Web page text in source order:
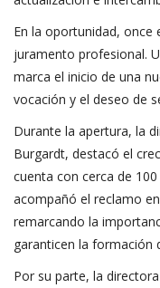
En la oportunidad, once
juramento profesional.
marca el inicio de una
vocación y el deseo de
Durante la apertura, la
Burgardt, destacó el
cuenta con cerca de
acompañó el reclamo
remarcando la
garanticen la formación
Por su parte, la